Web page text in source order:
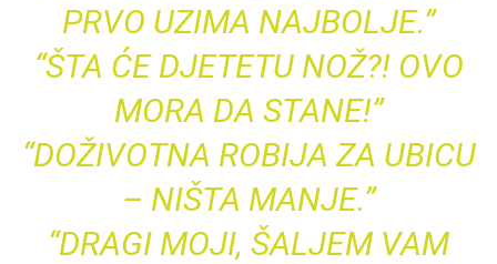
PRVO UZIMA NAJBOLJE.”
“ŠTA ĆE DJETETU NOŽ?! OVO
MORA DA STANE!”
“DOŽIVOTNA ROBIJA ZA UBICU
– NIŠTA MANJE.”
“DRAGI MOJI, ŠALJEM VAM